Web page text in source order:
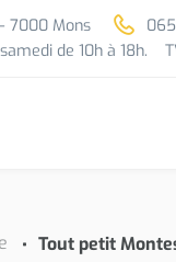
7000 Mons
de 10h à 18h.
Tout petit